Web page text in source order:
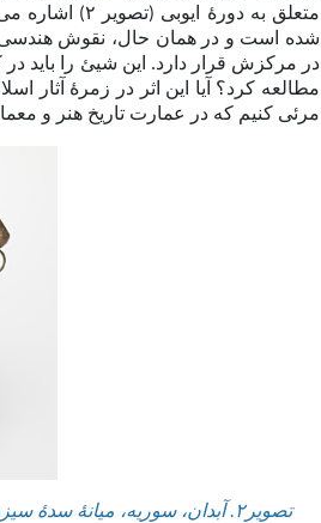
متعلق به دورهٔ ایوبی (تصویر ۲) اشاره
شده است و در همان حال، نقوش
در مرکزش قرار دارد. این شیئ را باید
مطالعه کرد؟ آیا این اثر در زمرهٔ آثار
مرئی کنیم که در عمارت تاریخ هنر و
تصویر۲. آبدان، سوریه، میانهٔ سدهٔ